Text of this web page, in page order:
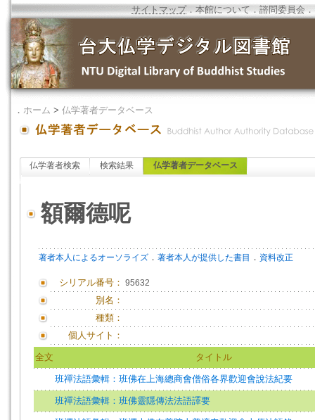
サイトマップ．本館について ．諮問委員会 ．
． ホーム > 仏学著者データベース
仏学著者検索 検索結果 仏学著者データベース
額爾德呢
著者本人によるオーソライズ ． 著者本人が提供した書目 ． 資料改正
シリアル番号： 95632
別名：
種類：
個人サイト：
全文 タイトル
班禪法語彙輯：班佛在上海總商會僧俗各界歡迎會說法紀要
班禪法語彙輯：班佛靈隱傳法法語譯要